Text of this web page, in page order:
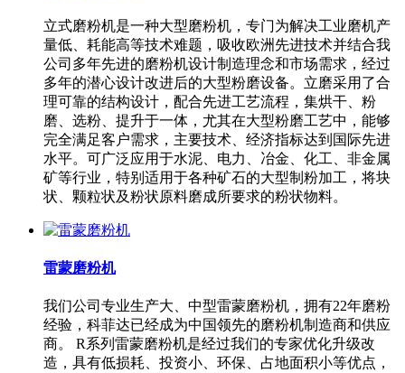
立式磨粉机是一种大型磨粉机，专门为解决工业磨机产
量低、耗能高等技术难题，吸收欧洲先进技术并结合我
公司多年先进的磨粉机设计制造理念和市场需求，经过
多年的潜心设计改进后的大型粉磨设备。立磨采用了合
理可靠的结构设计，配合先进工艺流程，集烘干、粉
磨、选粉、提升于一体，尤其在大型粉磨工艺中，能够
完全满足客户需求，主要技术、经济指标达到国际先进
水平。可广泛应用于水泥、电力、冶金、化工、非金属
矿等行业，特别适用于各种矿石的大型制粉加工，将块
状、颗粒状及粉状原料磨成所要求的粉状物料。
雷蒙磨粉机
我们公司专业生产大、中型雷蒙磨粉机，拥有22年磨粉
经验，科菲达已经成为中国领先的磨粉机制造商和供应
商。 R系列雷蒙磨粉机是经过我们的专家优化升级改
造，具有低损耗、投资小、环保、占地面积小等优点，